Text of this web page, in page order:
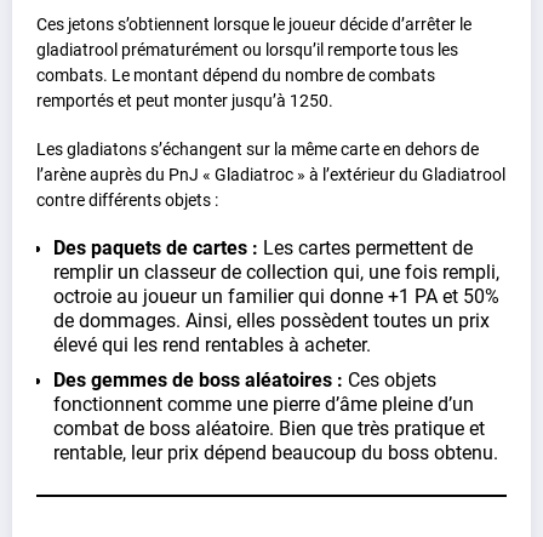
Ces jetons s’obtiennent lorsque le joueur décide d’arrêter le
gladiatrool prématurément ou lorsqu’il remporte tous les
combats. Le montant dépend du nombre de combats
remportés et peut monter jusqu’à 1250.
Les gladiatons s’échangent sur la même carte en dehors de
l’arène auprès du PnJ « Gladiatroc » à l’extérieur du Gladiatrool
contre différents objets :
Des paquets de cartes : Les cartes permettent de
remplir un classeur de collection qui, une fois rempli,
octroie au joueur un familier qui donne +1 PA et 50%
de dommages. Ainsi, elles possèdent toutes un prix
élevé qui les rend rentables à acheter.
Des gemmes de boss aléatoires : Ces objets
fonctionnent comme une pierre d’âme pleine d’un
combat de boss aléatoire. Bien que très pratique et
rentable, leur prix dépend beaucoup du boss obtenu.